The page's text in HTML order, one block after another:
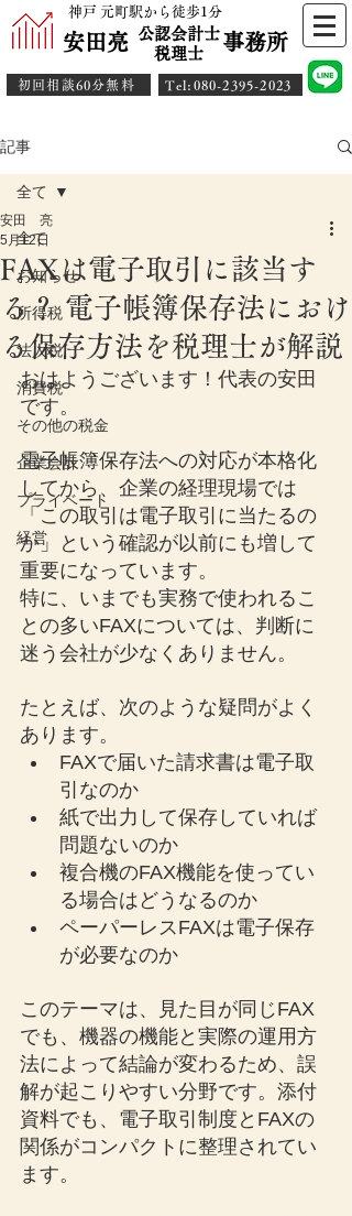
神戸 元町駅から徒歩1分
安田亮 事務所
公認会計士
​税理士
初回相談60分無料 ​Tel:080-2395-2023
記事
全て
お知らせ
所得税
法人税
消費税
その他の税金
企業会計
プライベート
経営
全て
FAXは電子取引に該当す
る？ 電子帳簿保存法におけ
る保存方法を税理士が解説
安田 亮
5月12日
おはようございます！代表の安田
です。
電子帳簿保存法への対応が本格化
してから、企業の経理現場では
「この取引は電子取引に当たるの
か」という確認が以前にも増して
重要になっています。
特に、いまでも実務で使われるこ
との多いFAXについては、判断に
迷う会社が少なくありません。
たとえば、次のような疑問がよく
あります。
FAXで届いた請求書は電子取
引なのか
紙で出力して保存していれば
問題ないのか
複合機のFAX機能を使ってい
る場合はどうなるのか
ペーパーレスFAXは電子保存
が必要なのか
このテーマは、見た目が同じFAX
でも、機器の機能と実際の運用方
法によって結論が変わるため、誤
解が起こりやすい分野です。添付
資料でも、電子取引制度とFAXの
関係がコンパクトに整理されてい
ます。